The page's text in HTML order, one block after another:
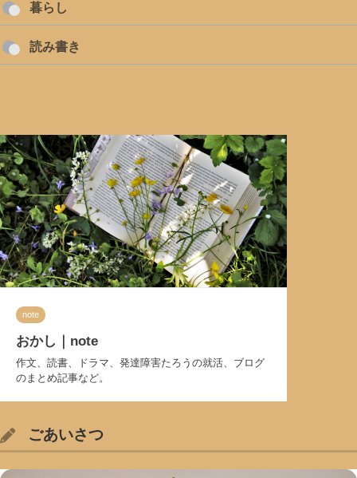
暮らし
読み書き
note
おかし｜note
作文、読書、ドラマ、発達障害たろうの就活、ブログ
のまとめ記事など。
ごあいさつ